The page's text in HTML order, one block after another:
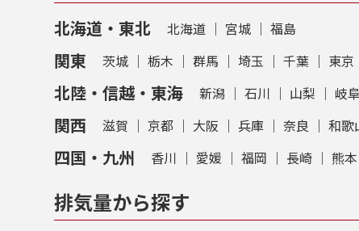
北海道・東北 北海道 ｜ 宮城 ｜福島
関東 茨城 ｜栃木 ｜群馬 ｜埼玉 ｜千葉 ｜ 東京
北陸・信越・東海 新潟 ｜石川 ｜ 山梨 ｜ 岐阜
関西 滋賀 ｜京都 ｜ 大阪 ｜兵庫 ｜奈良 ｜和歌
四国・九州 香川 ｜ 愛媛 ｜福岡 ｜ 長崎 ｜熊本
排気量から探す